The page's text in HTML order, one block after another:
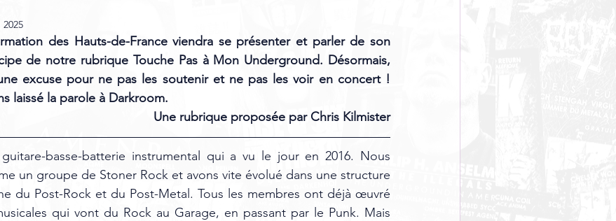
2025
des Hauts-de-France viendra se présenter et parler de son
de notre rubrique Touche Pas à Mon Underground. Désormais,
excuse pour ne pas les soutenir et ne pas les voir en concert !
laissé la parole à Darkroom.
Une rubrique proposée par Chris Kilmister
basse-batterie instrumental qui a vu le jour en 2016. Nous
un groupe de Stoner Rock et avons vite évolué dans une structure
du Post-Rock et du Post-Metal. Tous les membres ont déjà œuvré
qui vont du Rock au Garage, en passant par le Punk. Mais